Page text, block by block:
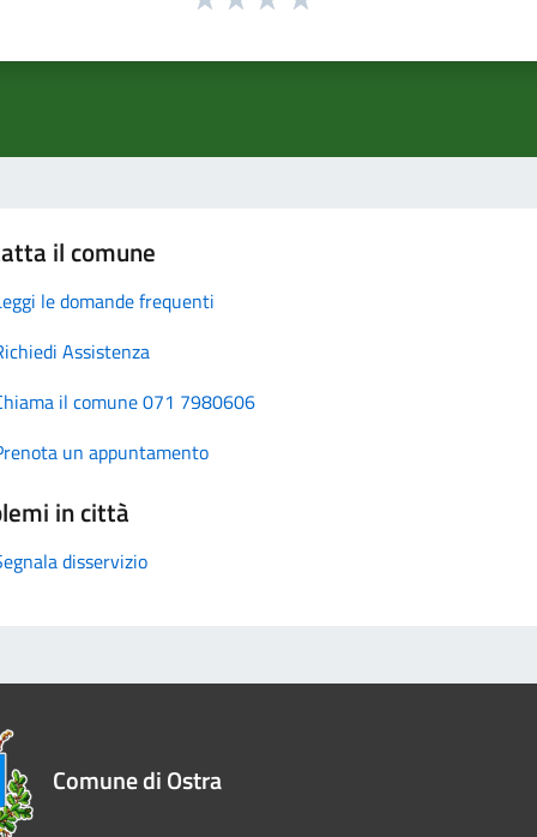
il comune
le domande frequenti
Assistenza
il comune 071 7980606
un appuntamento
in città
disservizio
Comune di Ostra